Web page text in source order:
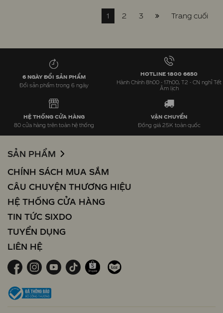
1 2 3 Trang cuối
6 NGÀY ĐỔI SẢN PHẨM
Đổi sản phẩm trong 6 ngày
HOTLINE 1800 6650
Hành Chính 8h00 - 17h00, T2 - CN nghỉ Tết
Âm lịch
HỆ THỐNG CỬA HÀNG
80 cửa hàng trên toàn hệ thống
VẬN CHUYỂN
Đồng giá 25K toàn quốc
SẢN PHẨM
CHÍNH SÁCH MUA SẮM
CÂU CHUYỆN THƯƠNG HIỆU
HỆ THỐNG CỬA HÀNG
TIN TỨC SIXDO
TUYỂN DỤNG
LIÊN HỆ